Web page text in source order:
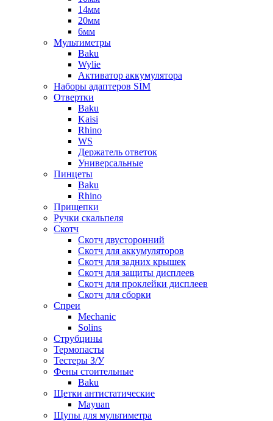
14мм
20мм
6мм
Мультиметры
Baku
Wylie
Активатор аккумулятора
Наборы адаптеров SIM
Отвертки
Baku
Kaisi
Rhino
WS
Держатель ответок
Универсальные
Пинцеты
Baku
Rhino
Прищепки
Ручки скальпеля
Скотч
Скотч двусторонний
Скотч для аккумуляторов
Скотч для задних крышек
Скотч для защиты дисплеев
Скотч для проклейки дисплеев
Скотч для сборки
Спреи
Mechanic
Solins
Струбцины
Термопасты
Тестеры З/У
Фены стоительные
Baku
Щетки антистатические
Mayuan
Щупы для мультиметра